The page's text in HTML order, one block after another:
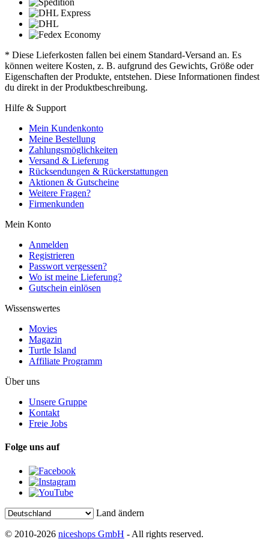
* Diese Lieferkosten fallen bei einem Standard-Versand an. Es
können weitere Kosten, z. B. aufgrund des Gewichts, Größe oder
Eigenschaften der Produkte, entstehen. Diese Informationen findest
du direkt in der Produktbeschreibung.
Hilfe & Support
Mein Kundenkonto
Meine Bestellung
Zahlungsmöglichkeiten
Versand & Lieferung
Rücksendungen & Rückerstattungen
Aktionen & Gutscheine
Weitere Fragen?
Firmenkunden
Mein Konto
Anmelden
Registrieren
Passwort vergessen?
Wo ist meine Lieferung?
Gutschein einlösen
Wissenswertes
Movies
Magazin
Turtle Island
Affiliate Programm
Über uns
Unsere Gruppe
Kontakt
Freie Jobs
Folge uns auf
Land ändern
© 2010-2026 niceshops GmbH - All rights reserved.